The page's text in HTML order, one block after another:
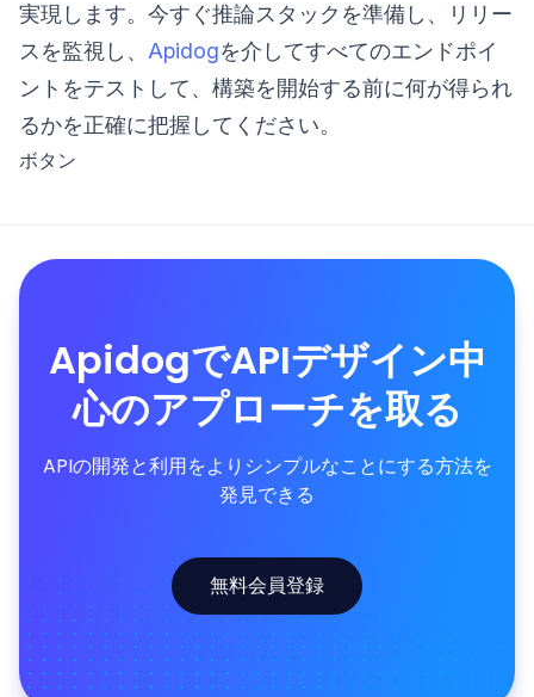
実現します。今すぐ推論スタックを準備し、リリー
スを監視し、 Apidogを介してすべてのエンドポイ
ントをテストして、構築を開始する前に何が得られ
るかを正確に把握してください。
ボタン
ApidogでAPIデザイン中
心のアプローチを取る
APIの開発と利用をよりシンプルなことにする方法を
発見できる
無料会員登録